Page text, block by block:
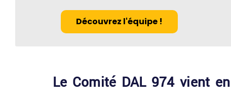
Découvrez l'équipe !
Le Comité DAL 974 vient